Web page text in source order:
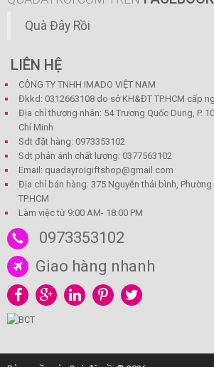
Quà Đây Rồi
LIÊN HỆ
CÔNG TY TNHH IMADO VIỆT NAM
Đkkd: 0312663108 do sở KH&ĐT TP.HCM cấp
Địa chỉ thương nhân: 54 Trương Quốc Dung, P.
Chí Minh
Sdt đặt hàng: 0973353102
Sdt phản ánh chất lượng: 0377563102
Email: quadayroigiftshop@gmail.com
Địa chỉ bán hàng: 375 Nguyễn thái bình, Phường
TP.HCM
Làm việc từ 9:00 AM- 18:00 PM
0973353102
Giao hàng nhanh